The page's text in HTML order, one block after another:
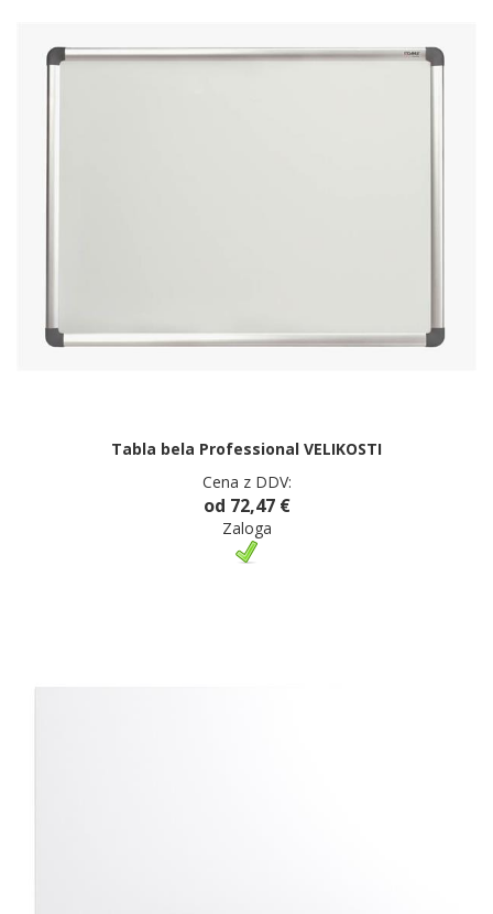
Tabla bela Professional VELIKOSTI
Cena z DDV:
od 72,47 €
Zaloga